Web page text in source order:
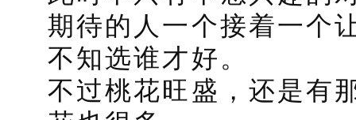
期待的人一个接着一个
不知选谁才好。
不过桃花旺盛，还是有